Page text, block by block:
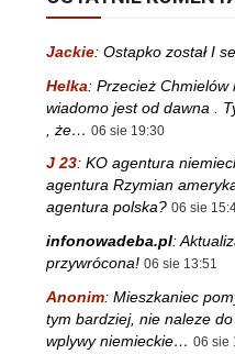
Jackie: Ostapko został I
Helka: Przecież Chmielów
wiadomo jest od dawna .
, że… 06 sie 19:30
J 23: KO agentura
agentura Rzymian
agentura polska? 06 sie
infonowadeba.pl:
przywrócona! 06 sie 13:51
Anonim: Mieszkaniec
tym bardziej, nie naleze
wplywy niemieckie… 06 sie